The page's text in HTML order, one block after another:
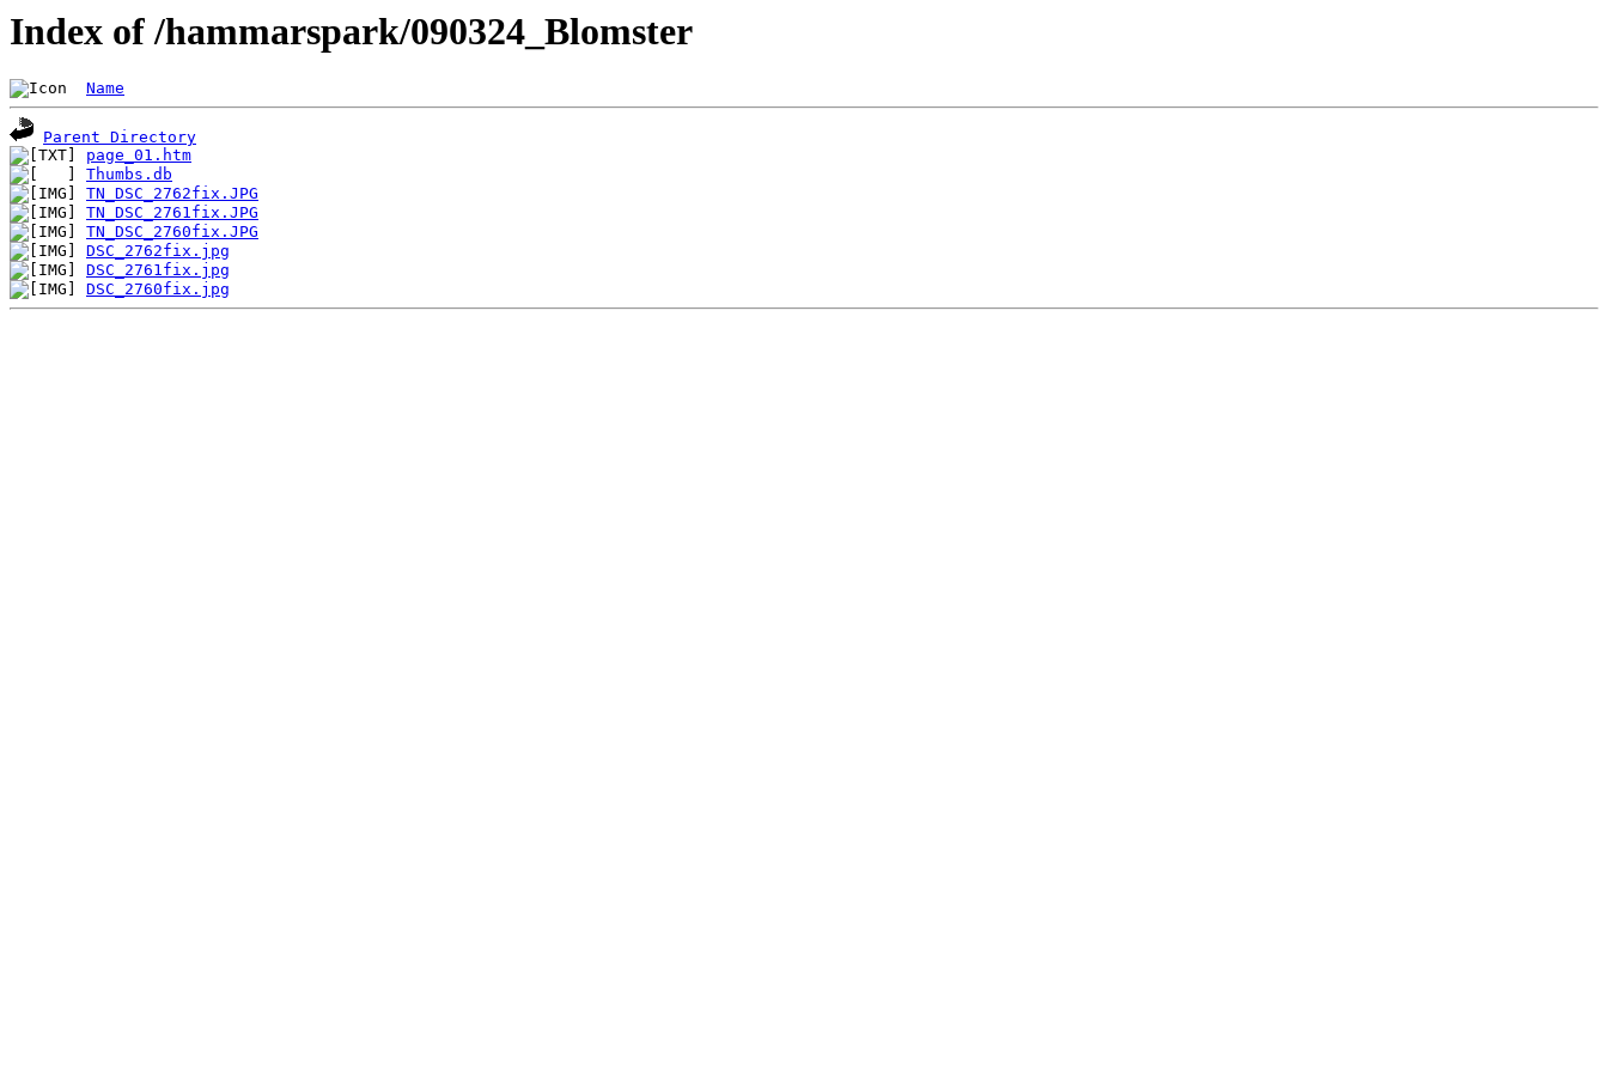
Index of /hammarspark/090324_Blomster
Name
Parent Directory
page_01.htm
Thumbs.db
TN_DSC_2762fix.JPG
TN_DSC_2761fix.JPG
TN_DSC_2760fix.JPG
DSC_2762fix.jpg
DSC_2761fix.jpg
DSC_2760fix.jpg